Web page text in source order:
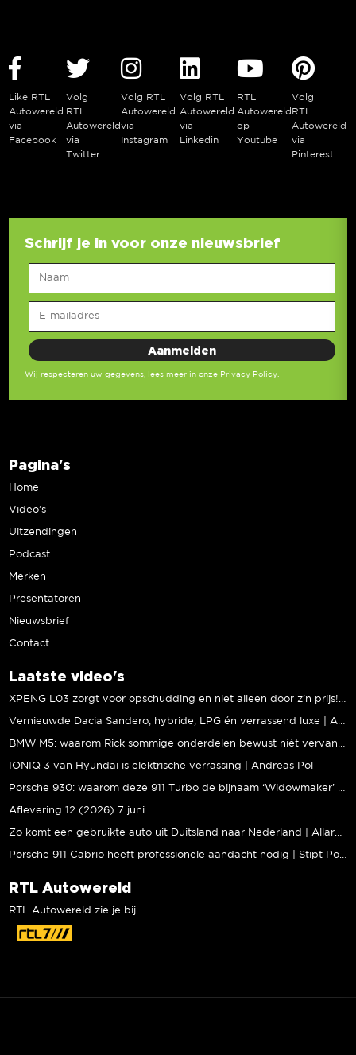
Like RTL
Autowereld
via
Facebook
Volg
RTL
Autowereld
via
Twitter
Volg RTL
Autowereld
via
Instagram
Volg RTL
Autowereld
via
Linkedin
RTL
Autowereld
op
Youtube
Volg
RTL
Autowereld
via
Pinterest
Schrijf je in voor onze nieuwsbrief
Wij respecteren uw gegevens, lees meer in onze Privacy Policy
Pagina's
Home
Video’s
Uitzendingen
Podcast
Merken
Presentatoren
Nieuwsbrief
Contact
Laatste video's
IONIQ 3 van Hyundai is elektrische verrassing | Andreas Pol
Aflevering 12 (2026) 7 juni
RTL Autowereld
RTL Autowereld zie je bij